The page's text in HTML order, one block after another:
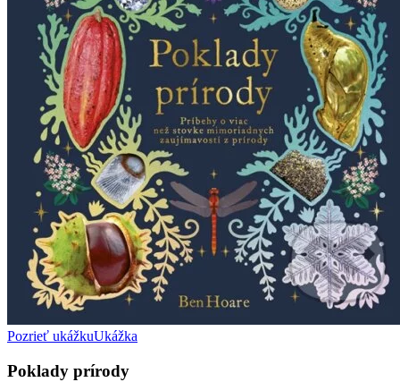
Pozrieť ukážkuUkážka
Poklady prírody